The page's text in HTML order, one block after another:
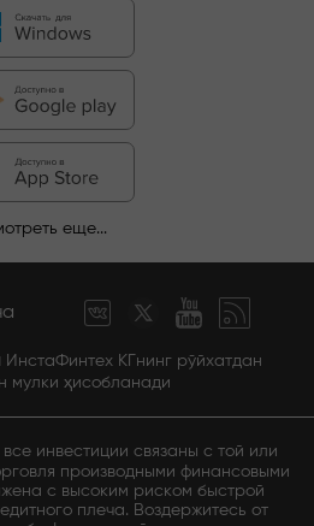
еще...
ИнстаФинтех КГнинг рўйхатдан
мулки ҳисобланади
все инвестиции связаны с той или
производными финансовыми
с высоким риском быстрой
плеча. Воздержитесь от